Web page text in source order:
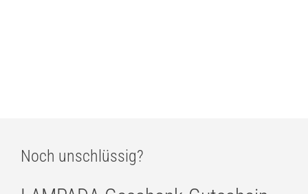
Noch unschlüssig?